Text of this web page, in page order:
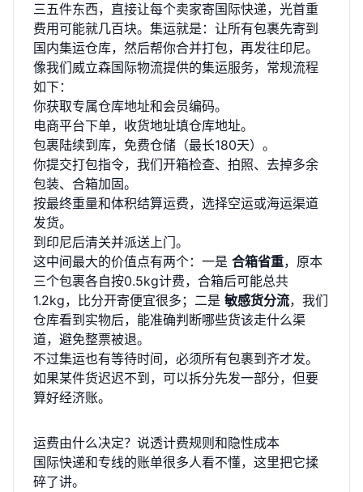
三五件东西，直接让每个卖家寄国际快递，光首重
费用可能就几百块。集运就是：让所有包裹先寄到
国内集运仓库，然后帮你合并打包，再发往印尼。
像我们威立森国际物流提供的集运服务，常规流程
如下：
你获取专属仓库地址和会员编码。
电商平台下单，收货地址填仓库地址。
包裹陆续到库，免费仓储（最长180天）。
你提交打包指令，我们开箱检查、拍照、去掉多余
包装、合箱加固。
按最终重量和体积结算运费，选择空运或海运渠道
发货。
到印尼后清关并派送上门。
这中间最大的价值点有两个：一是 合箱省重，原本
三个包裹各自按0.5kg计费，合箱后可能总共
1.2kg，比分开寄便宜很多；二是 敏感货分流，我们
仓库看到实物后，能准确判断哪些货该走什么渠
道，避免整票被退。
不过集运也有等待时间，必须所有包裹到齐才发。
如果某件货迟迟不到，可以拆分先发一部分，但要
算好经济账。
运费由什么决定？说透计费规则和隐性成本
国际快递和专线的账单很多人看不懂，这里把它揉
碎了讲。